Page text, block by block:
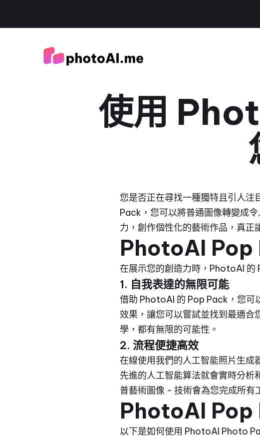
使用
您是否正在尋找一種獨特且引人注
Pack，您可以將普通圖像轉變成
力，創作個性化的藝術作品，真正
PhotoAI Pop
在展示您的創造力時，PhotoAI 的
1. 自我表達的無限可能
借助 PhotoAI 的 Pop Pack，您可
效果，讓您可以嘗試並找到最適合
學，都有無限的可能性。
2. 流程便捷高效
在線使用我們的人工智能照片生成
先進的人工智能算法就會實時分析
普藝術圖像 - 技術會為您完成所有
PhotoAI Pop
以下是如何使用 PhotoAI Photo